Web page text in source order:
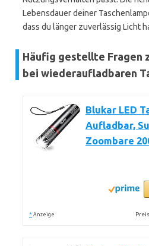
Lebensdauer deiner
dass du länger zuverlässig Licht
Häufig gestellte Fragen
bei wiederaufladbaren
Blukar LED
Aufladbar,
Zoombare
* Anzeige